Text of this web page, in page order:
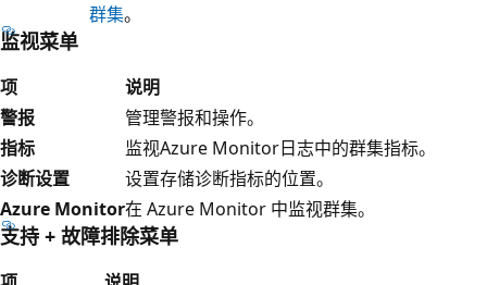
群集。
监视菜单
项
说明
警报
管理警报和操作。
指标
监视Azure Monitor日志中的群集指标。
诊断设置
设置存储诊断指标的位置。
Azure Monitor在 Azure Monitor 中监视群集。
支持 + 故障排除菜单